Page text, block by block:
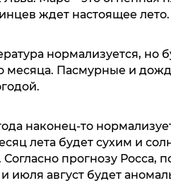
ждет настоящее лето.
нормализуется, но
месяца. Пасмурные и
наконец-то
лета будет сухим и
прогнозу Росса,
июля август будет